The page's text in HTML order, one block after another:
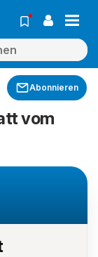
Abonnieren
vom